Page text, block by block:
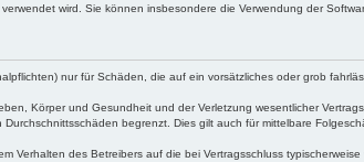
wird. Sie können insbesondere die Verwendung der
nur für Schäden, die auf ein vorsätzliches oder grob
Körper und Gesundheit und der Verletzung wesentlicher
begrenzt. Dies gilt auch für mittelbare
Verhalten des Betreibers auf die bei Vertragsschluss typischerweise